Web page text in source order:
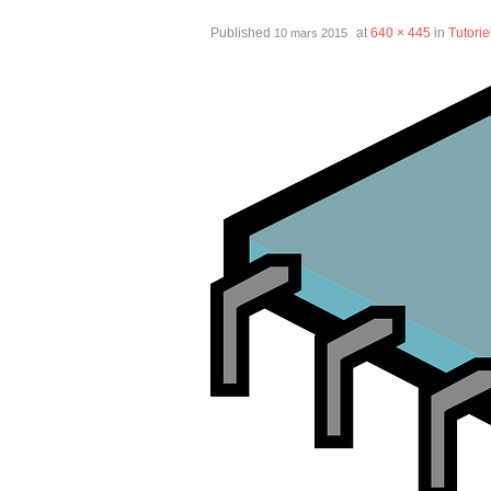
Published 10 mars 2015 at 640 × 445 in